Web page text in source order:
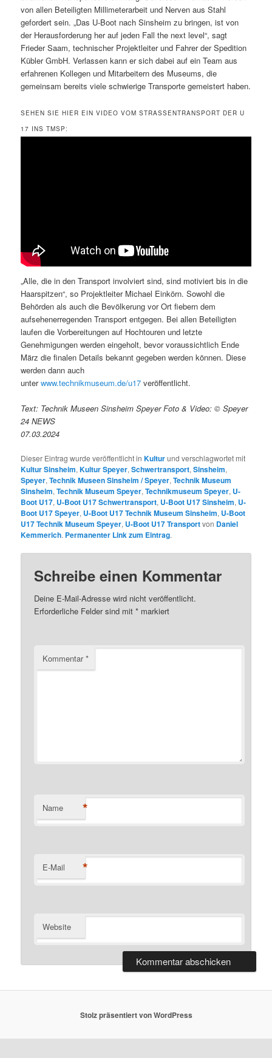
von allen Beteiligten Millimeterarbeit und Nerven aus Stahl
gefordert sein. „Das U-Boot nach Sinsheim zu bringen, ist von
der Herausforderung her auf jeden Fall the next level“, sagt
Frieder Saam, technischer Projektleiter und Fahrer der Spedition
Kübler GmbH. Verlassen kann er sich dabei auf ein Team aus
erfahrenen Kollegen und Mitarbeitern des Museums, die
gemeinsam bereits viele schwierige Transporte gemeistert haben.
SEHEN SIE HIER EIN VIDEO VOM STRASSENTRANSPORT DER U 1
7 INS TMSP:
„Alle, die in den Transport involviert sind, sind motiviert bis in die
Haarspitzen“, so Projektleiter Michael Einkörn. Sowohl die
Behörden als auch die Bevölkerung vor Ort fiebern dem
aufsehenerregenden Transport entgegen. Bei allen Beteiligten
laufen die Vorbereitungen auf Hochtouren und letzte
Genehmigungen werden eingeholt, bevor voraussichtlich Ende
März die finalen Details bekannt gegeben werden können. Diese
werden dann auch
unterwww.technikmuseum.de/u17 veröffentlicht.
Text: Technik Museen Sinsheim Speyer Foto & Video: © Speyer
24 NEWS
07.03.2024
Dieser Eintrag wurde veröffentlicht inKulturund verschlagwortet mit
Kultur Sinsheim,Kultur Speyer,Schwertransport,Sinsheim,
Speyer,Technik Museen Sinsheim / Speyer,Technik Museum
Sinsheim,Technik Museum Speyer,Technikmuseum Speyer, U-
Boot U17, U-Boot U17 Schwertransport, U-Boot U17 Sinsheim, U-
Boot U17 Speyer, U-Boot U17 Technik Museum Sinsheim, U-Boot
U17 Technik Museum Speyer, U-Boot U17 Transportvon Daniel
Kemmerich. Permanenter Link zum Eintrag.
Schreibe einen Kommentar
Deine E-Mail-Adresse wird nicht veröffentlicht.
Erforderliche Felder sind mit* markiert
Kommentar*
Name *
E-Mail *
Website
Stolz präsentiert von WordPress